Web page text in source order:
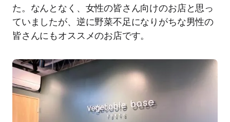
た。なんとなく、女性の皆さん向けのお店と思っ
ていましたが、逆に野菜不足になりがちな男性の
皆さんにもオススメのお店です。